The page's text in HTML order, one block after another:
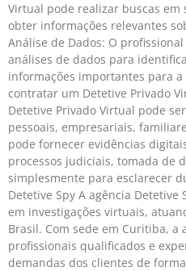
Virtual pode realizar buscas em
obter informações relevantes
Análise de Dados: O
análises de dados para
informações importantes para a
contratar um Detetive Privado
Detetive Privado Virtual pode
pessoais, empresariais,
pode fornecer evidências
processos judiciais, tomada de
simplesmente para esclarecer
Detetive Spy A agência
em investigações virtuais,
Brasil. Com sede em Curitiba, a
profissionais qualificados e
demandas dos clientes de